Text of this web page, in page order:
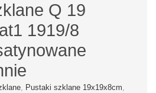
Q 19
1919/8
, Pustaki szklane 19x19x8cm,